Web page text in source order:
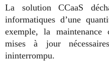
La solution CCaaS
informatiques d’une
exemple, la
mises à jour
ininterrompu.